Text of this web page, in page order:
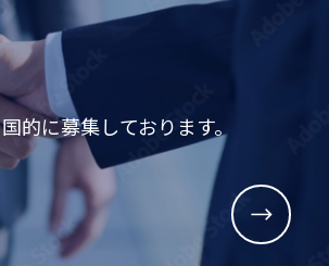
的に募集しております。